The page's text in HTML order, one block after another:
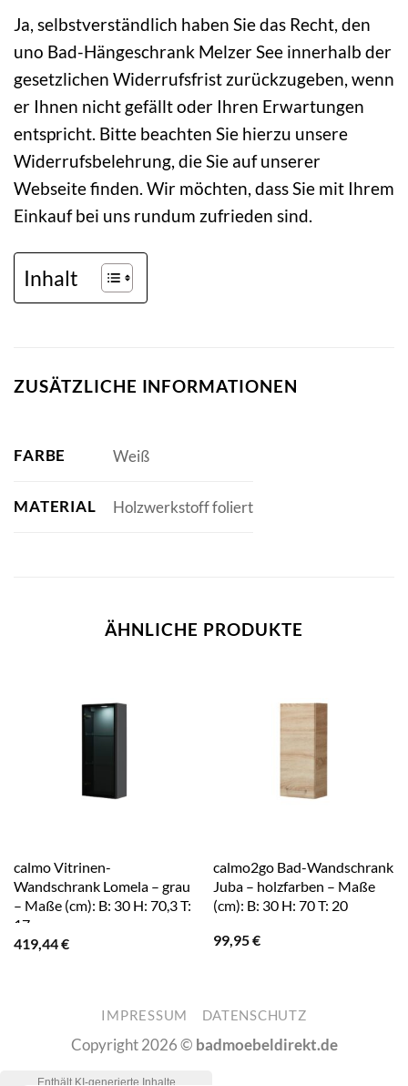
Ja, selbstverständlich haben Sie das Recht, den
uno Bad-Hängeschrank Melzer See innerhalb der
gesetzlichen Widerrufsfrist zurückzugeben, wenn
er Ihnen nicht gefällt oder Ihren Erwartungen
entspricht. Bitte beachten Sie hierzu unsere
Widerrufsbelehrung, die Sie auf unserer
Webseite finden. Wir möchten, dass Sie mit Ihrem
Einkauf bei uns rundum zufrieden sind.
Inhalt
ZUSÄTZLICHE INFORMATIONEN
FARBE Weiß
MATERIAL Holzwerkstoff foliert
ÄHNLICHE PRODUKTE
calmo Vitrinen-
Wandschrank Lomela – grau
– Maße (cm): B: 30 H: 70,3 T:
17
419,44€
calmo2go Bad-Wandschrank
Juba – holzfarben – Maße
(cm): B: 30 H: 70 T: 20
99,95€
IMPRESSUM DATENSCHUTZ
Copyright 2026 © badmoebeldirekt.de